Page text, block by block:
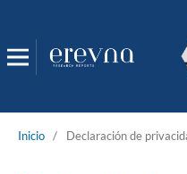
Inicio / Declaración de